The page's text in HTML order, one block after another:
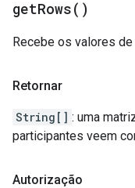
getRows( )
Recebe os valores de
Retornar
String[] : uma
participantes veem
Autorização